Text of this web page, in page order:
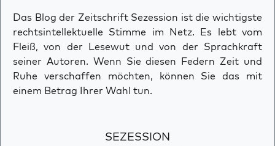
Das Blog der Zeitschrift Sezession ist die wichtigste
rechtsintellektuelle Stimme im Netz. Es lebt vom
Fleiß, von der Lesewut und von der Sprachkraft
seiner Autoren. Wenn Sie diesen Federn Zeit und
Ruhe verschaffen möchten, können Sie das mit
einem Betrag Ihrer Wahl tun.
SEZESSION